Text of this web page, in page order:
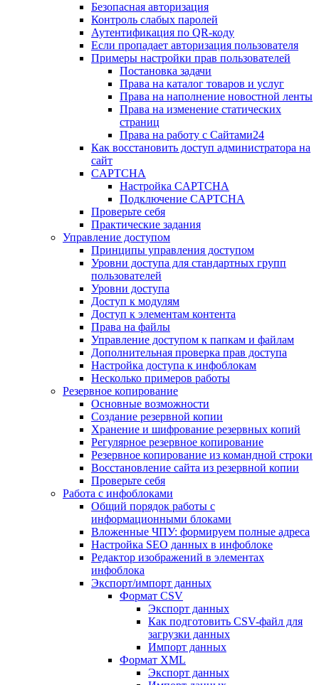
Безопасная авторизация
Контроль слабых паролей
Аутентификация по QR-коду
Если пропадает авторизация пользователя
Примеры настройки прав пользователей
Постановка задачи
Права на каталог товаров и услуг
Права на наполнение новостной ленты
Права на изменение статических
страниц
Права на работу с Сайтами24
Как восстановить доступ администратора на
сайт
CAPTCHA
Настройка CAPTCHA
Подключение CAPTCHA
Проверьте себя
Практические задания
Управление доступом
Принципы управления доступом
Уровни доступа для стандартных групп
пользователей
Уровни доступа
Доступ к модулям
Доступ к элементам контента
Права на файлы
Управление доступом к папкам и файлам
Дополнительная проверка прав доступа
Настройка доступа к инфоблокам
Несколько примеров работы
Резервное копирование
Основные возможности
Создание резервной копии
Хранение и шифрование резервных копий
Регулярное резервное копирование
Резервное копирование из командной строки
Восстановление сайта из резервной копии
Проверьте себя
Работа с инфоблоками
Общий порядок работы с
информационными блоками
Вложенные ЧПУ: формируем полные адреса
Настройка SEO данных в инфоблоке
Редактор изображений в элементах
инфоблока
Экспорт/импорт данных
Формат CSV
Экспорт данных
Как подготовить CSV-файл для
загрузки данных
Импорт данных
Формат XML
Экспорт данных